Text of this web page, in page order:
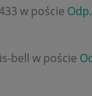
w poście
bell w poście